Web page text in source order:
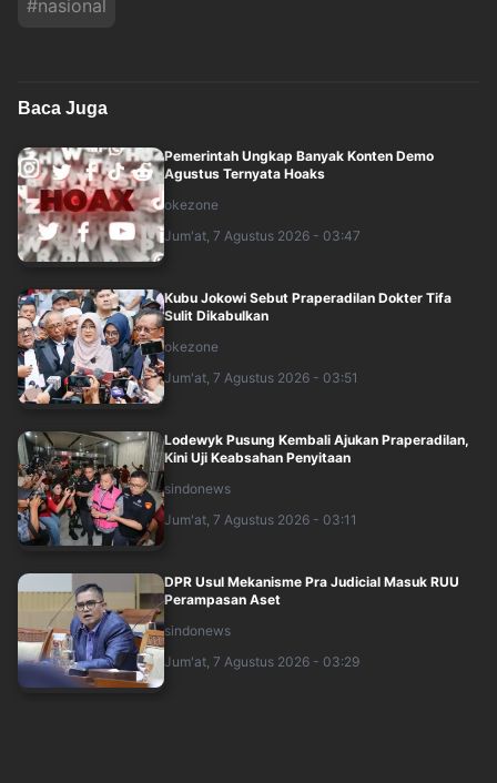
#nasional
Baca Juga
Pemerintah Ungkap Banyak Konten Demo
Agustus Ternyata Hoaks
okezone
Jum'at, 7 Agustus 2026 - 03:47
Kubu Jokowi Sebut Praperadilan Dokter Tifa
Sulit Dikabulkan
okezone
Jum'at, 7 Agustus 2026 - 03:51
Lodewyk Pusung Kembali Ajukan Praperadilan,
Kini Uji Keabsahan Penyitaan
sindonews
Jum'at, 7 Agustus 2026 - 03:11
DPR Usul Mekanisme Pra Judicial Masuk RUU
Perampasan Aset
sindonews
Jum'at, 7 Agustus 2026 - 03:29